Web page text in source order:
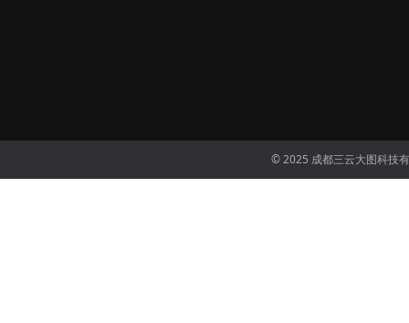
© 2025 成都三云大图科技